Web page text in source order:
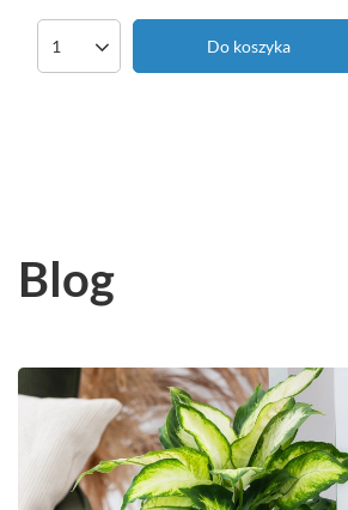
Ilość produktów Do koszyka
Blog